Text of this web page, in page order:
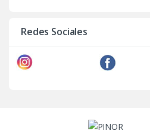
Redes Sociales